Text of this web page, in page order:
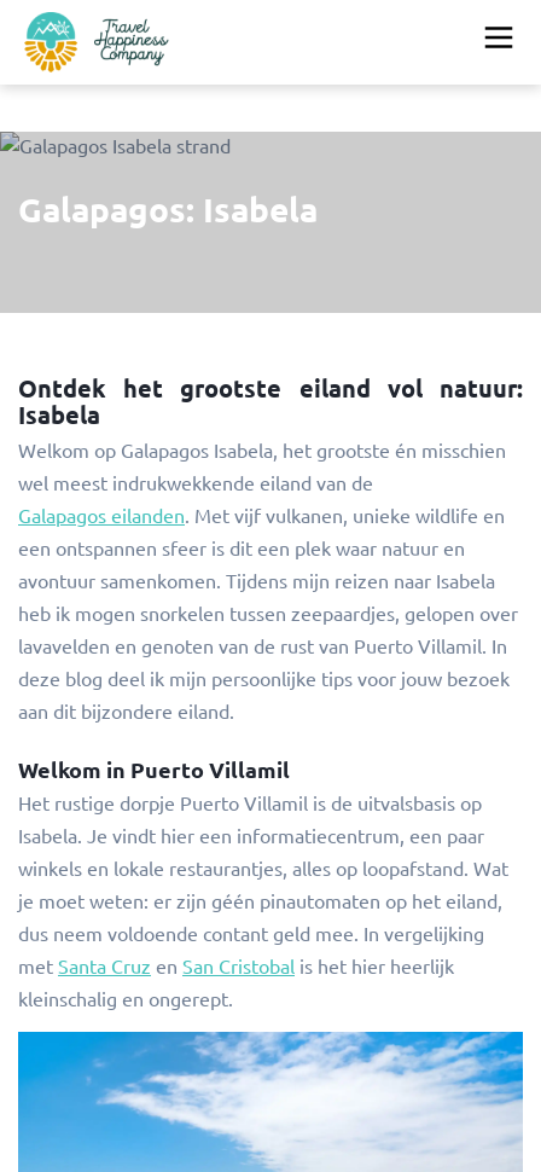
Galapagos: Isabela
Ontdek het grootste eiland vol natuur:
Isabela
Welkom op Galapagos Isabela, het grootste én misschien
wel meest indrukwekkende eiland van de
Galapagos eilanden. Met vijf vulkanen, unieke wildlife en
een ontspannen sfeer is dit een plek waar natuur en
avontuur samenkomen. Tijdens mijn reizen naar Isabela
heb ik mogen snorkelen tussen zeepaardjes, gelopen over
lavavelden en genoten van de rust van Puerto Villamil. In
deze blog deel ik mijn persoonlijke tips voor jouw bezoek
aan dit bijzondere eiland.
Welkom in Puerto Villamil
Het rustige dorpje Puerto Villamil is de uitvalsbasis op
Isabela. Je vindt hier een informatiecentrum, een paar
winkels en lokale restaurantjes, alles op loopafstand. Wat
je moet weten: er zijn géén pinautomaten op het eiland,
dus neem voldoende contant geld mee. In vergelijking
met Santa Cruz en San Cristobal is het hier heerlijk
kleinschalig en ongerept.